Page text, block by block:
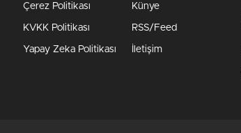
Çerez Politikası
KVKK Politikası
Yapay Zeka Politikası
Künye
RSS/Feed
İletişim